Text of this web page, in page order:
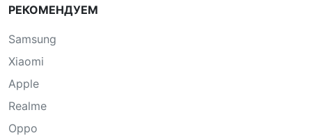
РЕКОМЕНДУЕМ
Samsung
Xiaomi
Apple
Realme
Oppo